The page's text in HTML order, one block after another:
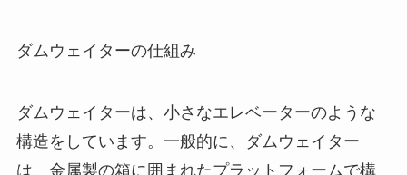
ダムウェイターの仕組み
ダムウェイターは、小さなエレベーターのような
構造をしています。一般的に、ダムウェイター
は、金属製の箱に囲まれたプラットフォームで構